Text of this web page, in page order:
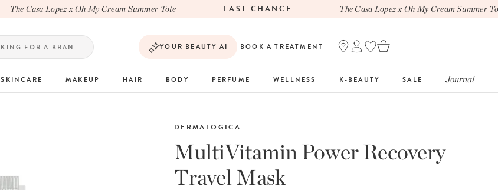
The Casa Lopez x Oh My Cream Summer Tote LAST CHANCE The Casa Lopez x Oh My Cream Summer Tote
YOUR BEAUTY AI BOOK A TREATMENT
SKINCARE MAKEUP HAIR BODY PERFUME WELLNESS K-BEAUTY SALE Journal
MultiVitamin Power Recovery
Travel Mask
DERMALOGICA